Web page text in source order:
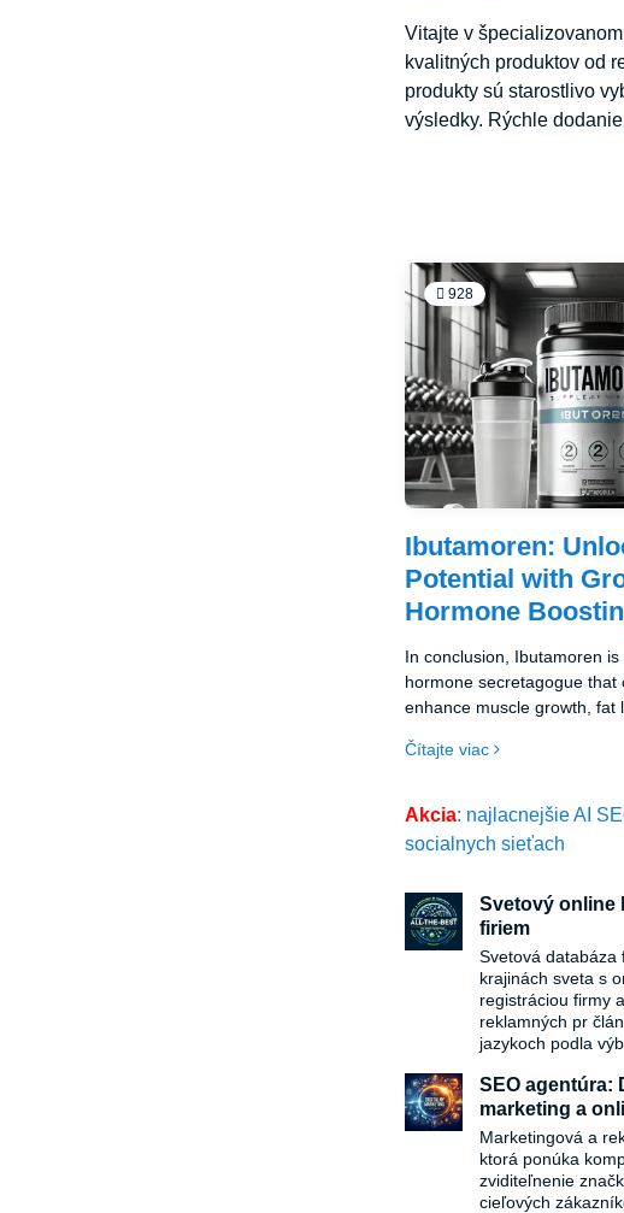
Vitajte v
kvalitných produktov od
produkty sú starostlivo
výsledky. Rýchle
928
Ibutamoren:
Potential with
Hormone
In conclusion, Ibutamoren
hormone secretagogue that
enhance muscle growth, fat
stimulate growth hormone
bodybuilders alike. When
Ibutamoren from Peptide
getting access to top-quality
efficiently. Don't wait—take
fitness journey with
full potential today!
Čítajte viac
Akcia: najlacnejšie AI
socialnych sieťach
Svetový online
firiem
Svetová databáza
krajinách sveta s
registráciou firmy
reklamných pr
jazykoch podla
SEO agentúra:
marketing a
Marketingová a
ktorá ponúka
zviditeľnenie
cieľových